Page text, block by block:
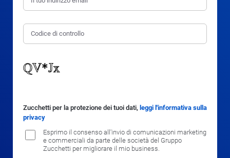
Zucchetti per la protezione dei tuoi dati, leggi l'informativa sulla
privacy
Esprimo il consenso all'invio di comunicazioni marketing
e commerciali da parte delle società del Gruppo
Zucchetti per migliorare il mio business.